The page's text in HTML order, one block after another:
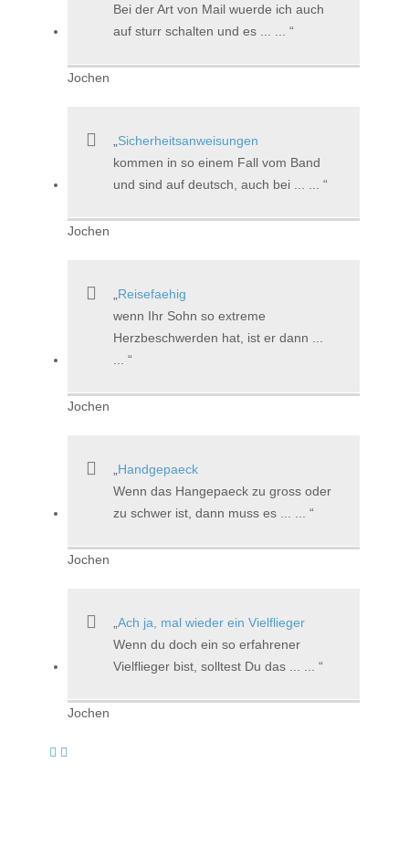
Bei der Art von Mail wuerde ich auch
auf sturr schalten und es ... ...
Jochen
Sicherheitsanweisungen
kommen in so einem Fall vom Band
und sind auf deutsch, auch bei ... ...
Jochen
Reisefaehig
wenn Ihr Sohn so extreme
Herzbeschwerden hat, ist er dann ...
Jochen
Handgepaeck
Wenn das Hangepaeck zu gross oder
zu schwer ist, dann muss es ... ...
Jochen
Ach ja, mal wieder ein Vielflieger
Wenn du doch ein so erfahrener
Vielflieger bist, solltest Du das ... ...
Jochen